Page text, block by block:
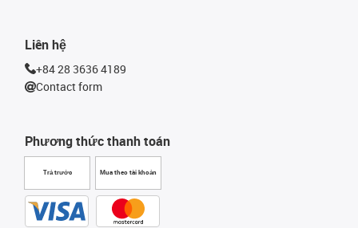
Phương thức thanh toán
Trả trước Mua theo tài khoản
Liên hệ
+84 28 3636 4189
Contact form